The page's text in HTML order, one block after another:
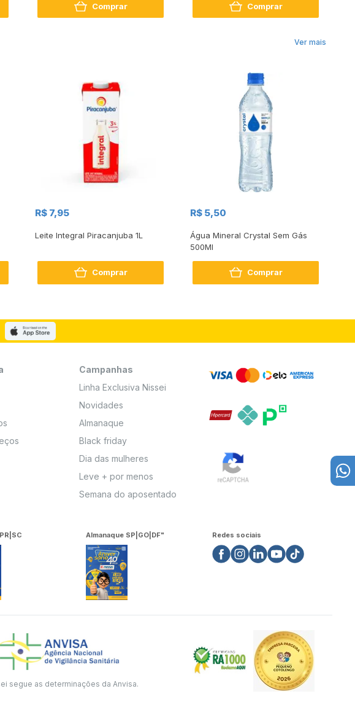
Comprar
Comprar
Ver mais
R$ 7,95
Leite Integral Piracanjuba 1L
Comprar
R$ 5,50
Água Mineral Crystal Sem Gás
500Ml
Comprar
Campanhas
Linha Exclusiva Nissei
Novidades
Almanaque
Black friday
Dia das mulheres
Leve + por menos
Semana do aposentado
Almanaque SP|GO|DF" Redes sociais
segue as determinações da Anvisa.